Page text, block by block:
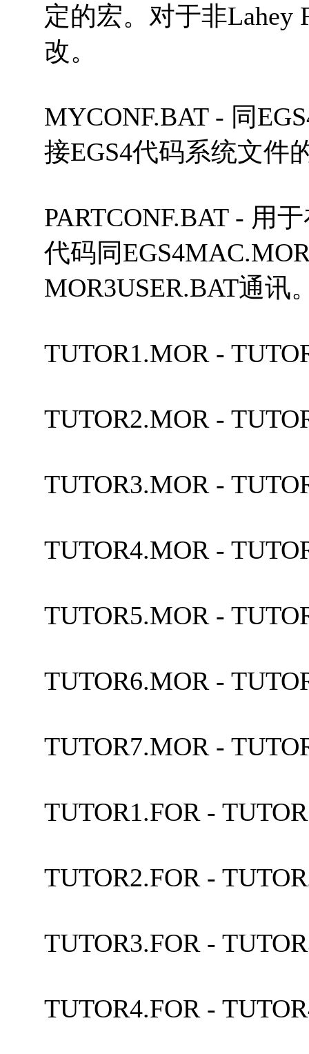
定的宏。对于非Lahey
改。
MYCONF.BAT - 同
接EGS4代码系统文件
PARTCONF.BAT - 用
代码同
MOR3USER.BAT通讯
TUTOR1.MOR -
TUTOR2.MOR -
TUTOR3.MOR -
TUTOR4.MOR -
TUTOR5.MOR -
TUTOR6.MOR -
TUTOR7.MOR -
TUTOR1.FOR -
TUTOR2.FOR -
TUTOR3.FOR -
TUTOR4.FOR -